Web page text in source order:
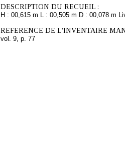
DESCRIPTION DU RECUEIL :
H : 00,615 m L : 00,505 m D : 00,078 m
REFERENCE DE L'INVENTAIRE
vol. 9, p. 77